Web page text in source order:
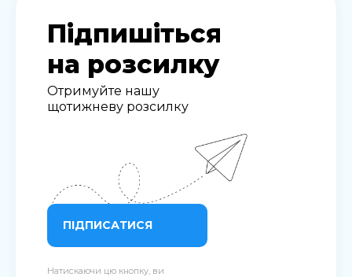
Підпишіться
на розсилку
Отримуйте нашу
щотижневу розсилку
ПІДПИСАТИСЯ
Натискаючи цю кнопку, ви